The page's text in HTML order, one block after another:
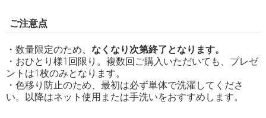
ご注意点
・数量限定のため、 なくなり次第終了となります。
・おひとり様1回限り。複数回ご購入いただいても、プレゼ
ントは1枚のみとなります。
・色移り防止のため、最初は必ず単体で洗濯してくださ
い。以降はネット使用または手洗いをおすすめします。